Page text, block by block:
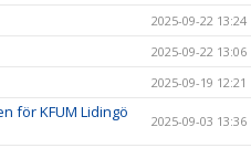
2025-09-22 13:24
2025-09-22 13:06
2025-09-19 12:21
för KFUM Lidingö
2025-09-03 13:36